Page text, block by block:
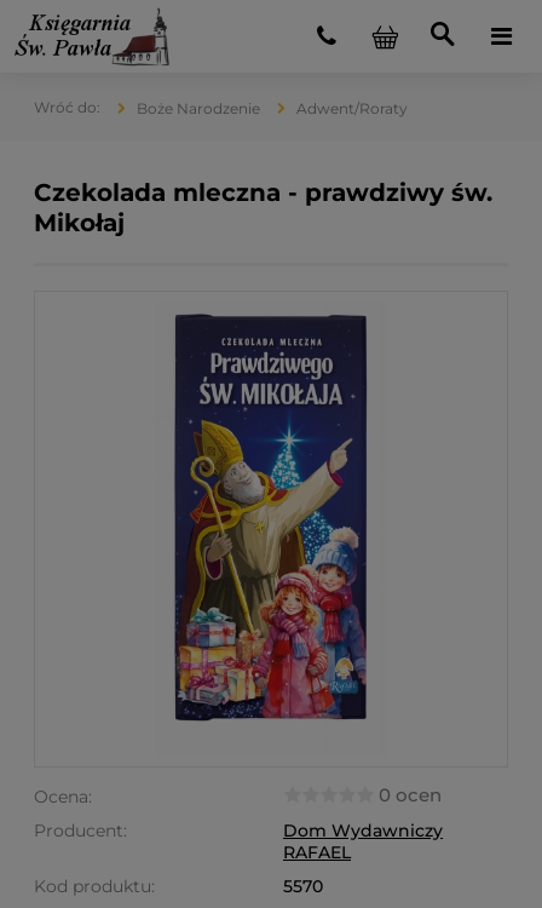
Boże Narodzenie Adwent/Roraty
Czekolada mleczna - prawdziwy św.
Mikołaj
Ocena: 0 ocen
Producent:
Dom Wydawniczy
RAFAEL
Kod produktu:
5570